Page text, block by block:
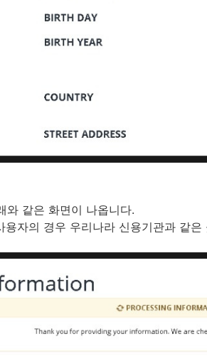
와 같은 화면이 나옵니다.
용자의 경우 우리나라 신용기관과 같